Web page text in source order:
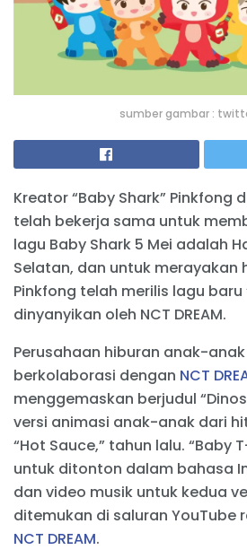
sumber gambar :
Kreator “Baby Shark” Pinkfong
telah bekerja sama untuk
lagu Baby Shark 5 Mei adalah
Selatan, dan untuk merayakan
Pinkfong telah merilis lagu baru
dinyanyikan oleh NCT DREAM.
Perusahaan hiburan anak-
berkolaborasi dengan NCT
menggemaskan berjudul
versi animasi anak-anak dari
“Hot Sauce,” tahun lalu. “Baby
untuk ditonton dalam bahasa
dan video musik untuk kedua
ditemukan di saluran YouTube
NCT DREAM.